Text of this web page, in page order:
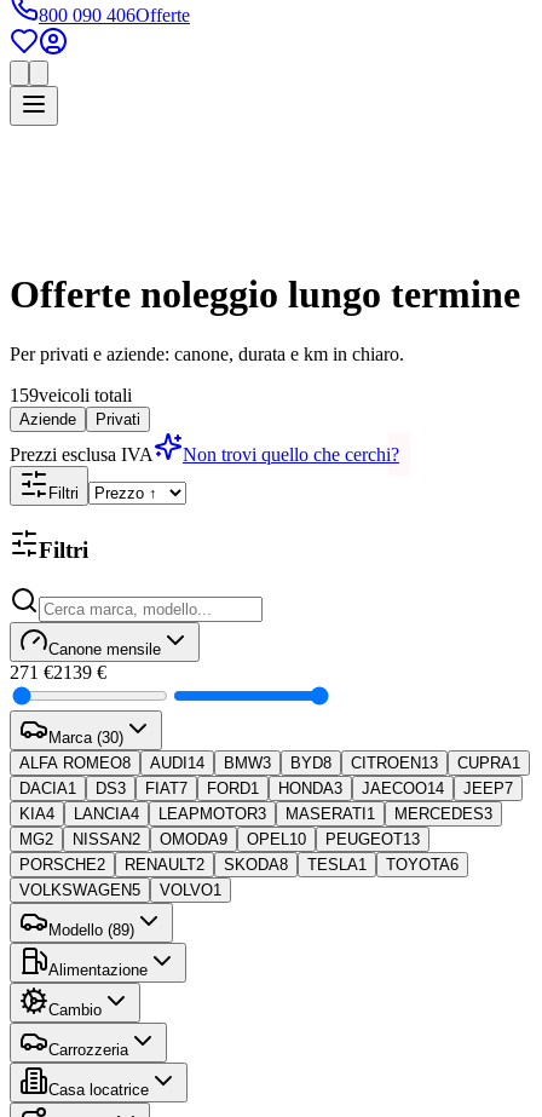
800 090 406Offerte
Offerte noleggio lungo termine
Per privati e aziende: canone, durata e km in chiaro.
159veicoli totali
Aziende Privati
Prezzi esclusa IVA Non trovi quello che cerchi?
Filtri
Filtri
Canone mensile
271 €2139 €
Marca (30)
ALFA ROMEO8 AUDI 14 BMW3 BYD8 CITROEN13 CUPRA1
DACIA1 DS3 FIAT7 FORD1 HONDA3 JAECOO14 JEEP7
KIA4 LANCIA4 LEAPMOTOR3 MASERATI 1 MERCEDES3
MG2 NISSAN2 OMODA9 OPEL10 PEUGEOT13
PORSCHE2 RENAULT2 SKODA8 TESLA1 TOYOTA6
VOLKSWAGEN5 VOLVO1
Modello (89)
Alimentazione
Cambio
Carrozzeria
Casa locatrice